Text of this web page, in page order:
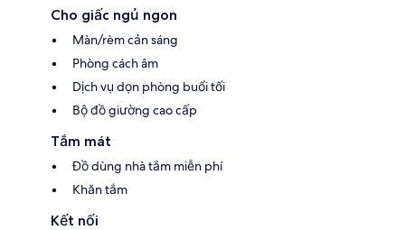
Cho giấc ngủ ngon
Màn/rèm cản sáng
Phòng cách âm
Dịch vụ dọn phòng buổi tối
Bộ đồ giường cao cấp
Tắm mát
Đồ dùng nhà tắm miễn phí
Khăn tắm
Kết nối